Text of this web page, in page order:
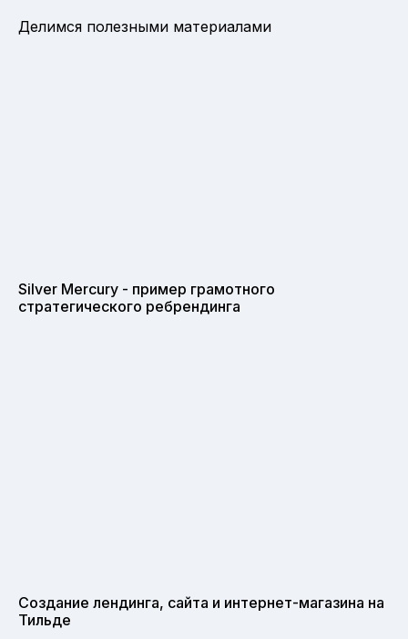
Делимся полезными материалами
Silver Mercury - пример грамотного
стратегического ребрендинга
Создание лендинга, сайта и интернет-магазина на
Тильде